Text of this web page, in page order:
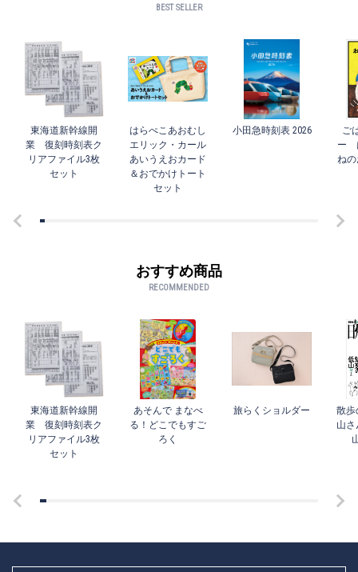
BEST SELLER
東海道新幹線開
業 復刻時刻表ク
リアファイル3枚
セット
はらぺこあおむし
エリック・カール
あいうえおカード
＆おでかけトート
セット
小田急時刻表 2026
ご
ー
ね
おすすめ商品
RECOMMENDED
東海道新幹線開
業 復刻時刻表ク
リアファイル3枚
セット
あそんで まなべ
る！どこでもすご
ろく
旅らくショルダー
散歩
山さ